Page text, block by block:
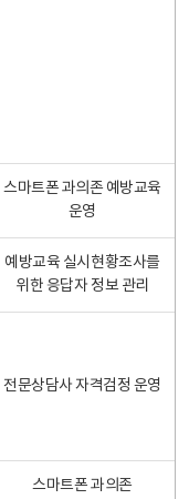
스마트폰 과의존 예방교육
운영
예방교육 실시현황조사를
위한 응답자 정보 관리
전문상담사 자격검정 운영
스마트폰 과의존